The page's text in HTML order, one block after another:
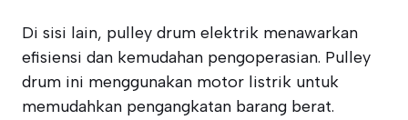
Di sisi lain, pulley drum elektrik menawarkan
efisiensi dan kemudahan pengoperasian. Pulley
drum ini menggunakan motor listrik untuk
memudahkan pengangkatan barang berat.